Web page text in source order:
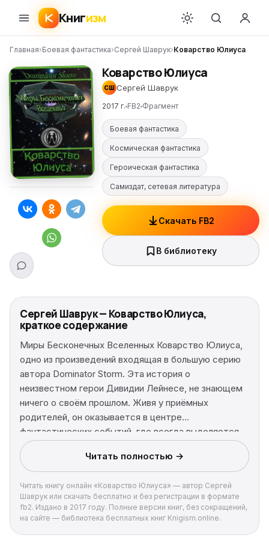
Книгизм
Главная›Боевая фантастика›Сергей Шаврук›Коварство Юлиуса
Коварство Юлиуса
СШ Сергей Шаврук
2017 г. FB2 Фрагмент
Боевая фантастика
Космическая фантастика
Героическая фантастика
Самиздат, сетевая литература
Скачать FB2
В библиотеку
Сергей Шаврук — Коварство Юлиуса,
краткое содержание
Миры Бесконечных Вселенных Коварство Юлиуса,
одно из произведений входящая в большую серию
автора Dominator Storm. Эта история о
неизвестном герои Дивидии Лейнесе, не знающем
ничего о своём прошлом. Живя у приёмных
родителей, он оказывается в центре
фантастических событий, где всегда выделяется
среди других существ своими способностями.
Сталкиваясь с трудностями, постепенно узнаёт по
крупицам о своём настоящем происхождении.
Пытаясь изменить суровую реальность планеты
Янкрис, где он живёт. Ему приходится вступать в
сражения с ужасными, беспощадными монстрами,
Читать полностью →
Читать книгу онлайн «Коварство Юлиуса» — автор Сергей
Шаврук или скачать бесплатно и без регистрации в формате
fb2. Издано в 2017 году. Полные версии книг, без сокращений,
на сайте — библиотека бесплатных книг Knigism.online.